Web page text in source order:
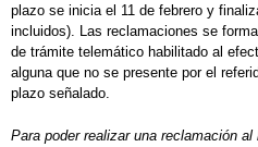
plazo se inicia el 11 de febrero y
incluidos). Las reclamaciones se
de trámite telemático habilitado al
alguna que no se presente por el
plazo señalado.
Para poder realizar una reclamación